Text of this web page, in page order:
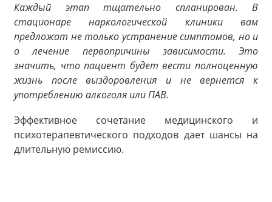
Каждый этап тщательно спланирован. В
стационаре наркологической клиники вам
предложат не только устранение симптомов, но и
о лечение первопричины зависимости. Это
значить, что пациент будет вести полноценную
жизнь после выздоровления и не вернется к
употреблению алкоголя или ПАВ.
Эффективное сочетание медицинского и
психотерапевтического подходов дает шансы на
длительную ремиссию.